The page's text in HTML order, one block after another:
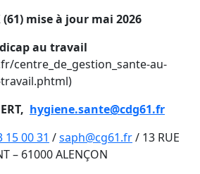
(61) mise à jour mai 2026
au travail
centre_de_gestion_sante-au-
hygiene.sante@cdg61.fr
15 00 31 /saph@cg61.fr/ 13 RUE
– 61000 ALENÇON